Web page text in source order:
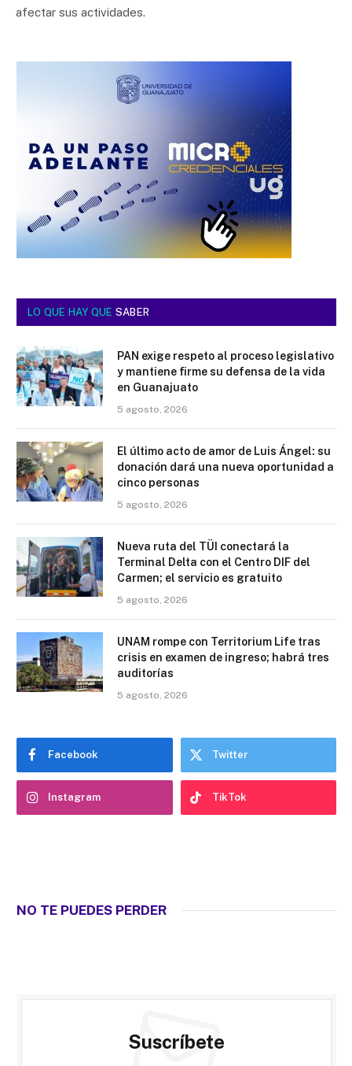
afectar sus actividades.
LO QUE HAY QUE SABER
PAN exige respeto al proceso legislativo
y mantiene firme su defensa de la vida
en Guanajuato
5 agosto, 2026
El último acto de amor de Luis Ángel: su
donación dará una nueva oportunidad a
cinco personas
5 agosto, 2026
Nueva ruta del TÜI conectará la
Terminal Delta con el Centro DIF del
Carmen; el servicio es gratuito
5 agosto, 2026
UNAM rompe con Territorium Life tras
crisis en examen de ingreso; habrá tres
auditorías
5 agosto, 2026
Facebook Twitter
Instagram TikTok
NO TE PUEDES PERDER
Suscríbete